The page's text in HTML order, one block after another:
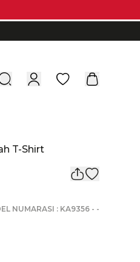
0
T-Shirt
NUMARASI : KA9356- -